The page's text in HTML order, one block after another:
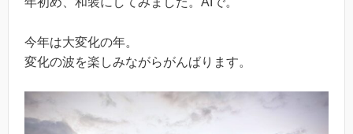
今年は大変化の年。
変化の波を楽しみながらがんばります。